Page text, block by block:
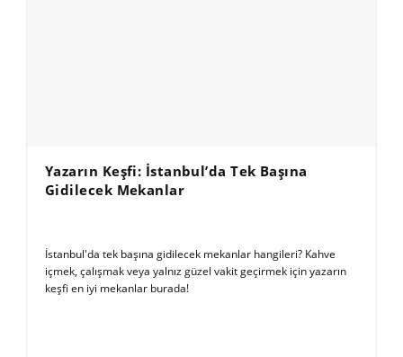
Yazarın Keşfi: İstanbul’da Tek Başına
Gidilecek Mekanlar
İstanbul'da tek başına gidilecek mekanlar hangileri? Kahve
içmek, çalışmak veya yalnız güzel vakit geçirmek için yazarın
keşfi en iyi mekanlar burada!